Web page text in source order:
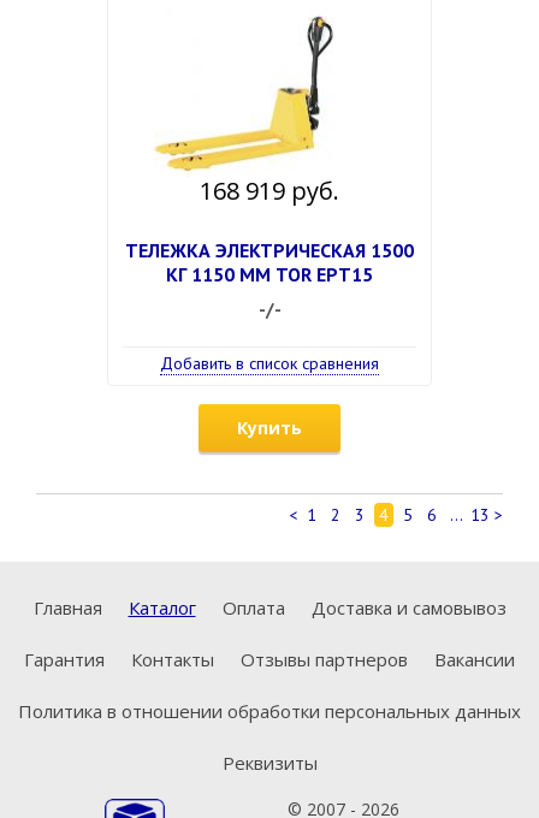
168 919 руб.
ТЕЛЕЖКА ЭЛЕКТРИЧЕСКАЯ 1500
КГ 1150 ММ TOR EPT15
-/-
Добавить в список сравнения
Купить
< 1 2 3 4 5 6 ... 13 >
Главная Каталог Оплата Доставка и самовывоз
Гарантия Контакты Отзывы партнеров Вакансии
Политика в отношении обработки персональных данных
Реквизиты
© 2007 - 2026